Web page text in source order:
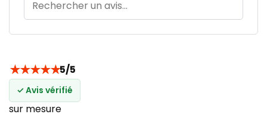
★★★★★5/5
✓ Avis vérifié
sur mesure